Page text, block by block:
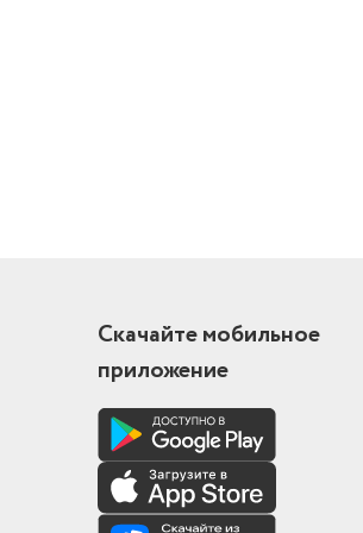
Скачайте мобильное
приложение